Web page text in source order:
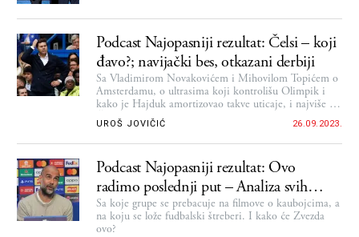
Podcast Najopasniji rezultat: Čelsi – koji
đavo?; navijački bes, otkazani derbiji
Sa Vladimirom Novakovićem i Mihovilom Topićem o
Amsterdamu, o ultrasima koji kontrolišu Olimpik i
kako je Hajduk amortizovao takve uticaje, i najviše o
Čelsiju
UROŠ JOVIČIĆ 26.09.2023.
Podcast Najopasniji rezultat: Ovo
radimo poslednji put – Analiza svih
grupa Lige šampiona
Sa koje grupe se prebacuje na filmove o kaubojcima, a
na koju se lože fudbalski štreberi. I kako će Zvezda
ovo?